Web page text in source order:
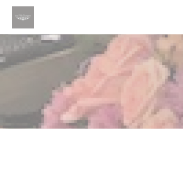
Personnalisation de vos choix en matière de cookies